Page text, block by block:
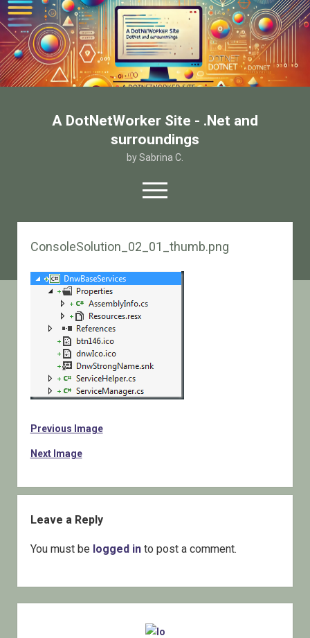
A DotNetWorker Site - .Net and
surroundings
by Sabrina C.
open
menu
twitterfacebook
email-form
Chi sono
Contatto
ConsoleSolution_02_01_thumb.png
Previous Image
Next Image
Leave a Reply
You must be logged into post a comment.